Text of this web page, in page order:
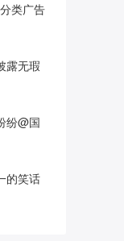
类广告
露无瑕
纷@国
的笑话